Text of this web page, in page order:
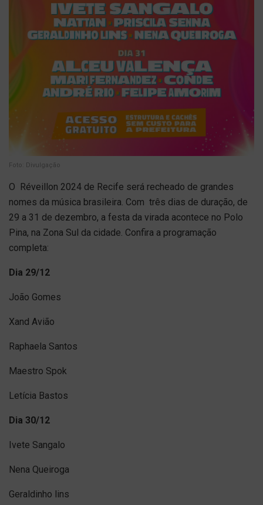
Foto: Divulgação
O Réveillon 2024 de Recife será recheado de grandes
nomes da música brasileira. Com três dias de duração, de
29 a 31 de dezembro, a festa da virada acontece no Polo
Pina, na Zona Sul da cidade. Confira a programação
completa:
Dia 29/12
João Gomes
Xand Avião
Raphaela Santos
Maestro Spok
Letícia Bastos
Dia 30/12
Ivete Sangalo
Nena Queiroga
Geraldinho lins